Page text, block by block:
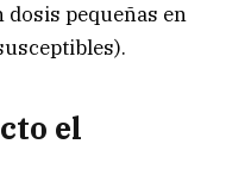
pequeñas en
el